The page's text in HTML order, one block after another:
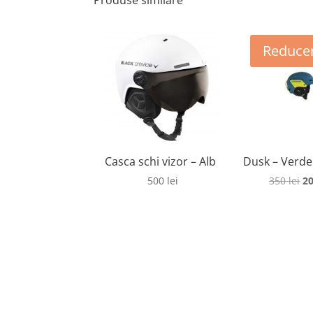
Casca schi vizor – Alb
500 lei
Dusk – Verde
350lei